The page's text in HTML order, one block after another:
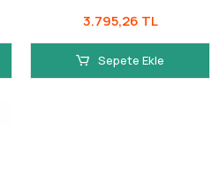
3.795,26 TL
Sepete Ekle